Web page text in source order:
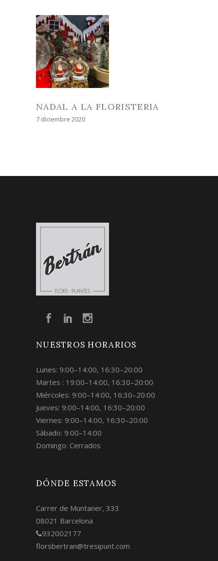
NADAL A LA FLORISTERIA
7 diciembre 2020
NUESTROS HORARIOS
Lunes: 9:00–14:00, 16:30–20:00
Martes : 19:00–14:00, 16:30–20:00
Miércoles: 9:00–14:00, 16:30–20:00
Jueves: 9:00–14:00, 16:30–20:00
Viernes: 9:00–14:00, 16:30–20:00
Sábado: 9:00–14:00
Domingo: Cerrados
DÓNDE ESTAMOS
Carrer de Muntaner, 333
08021 Barcelona
932002177
florsbertran@tresipunt.com